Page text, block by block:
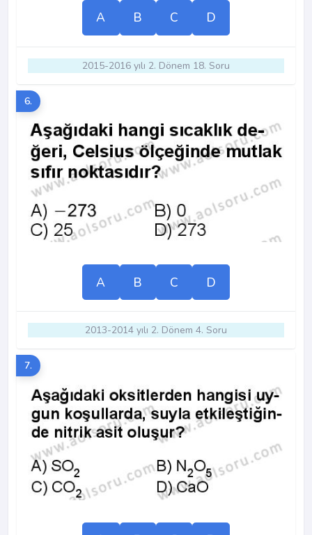
A B C D
2015-2016 yılı 2. Dönem 18. Soru
6.
A B C D
2013-2014 yılı 2. Dönem 4. Soru
7.